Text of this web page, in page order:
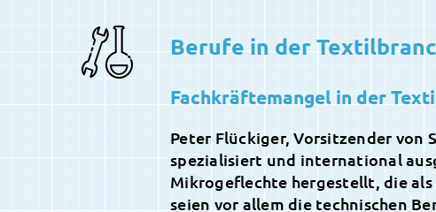
Berufe in der
Fachkräftemangel in der
Peter Flückiger, Vorsitzender von
spezialisiert und international
Mikrogeflechte hergestellt, die
seien vor allem die technischen